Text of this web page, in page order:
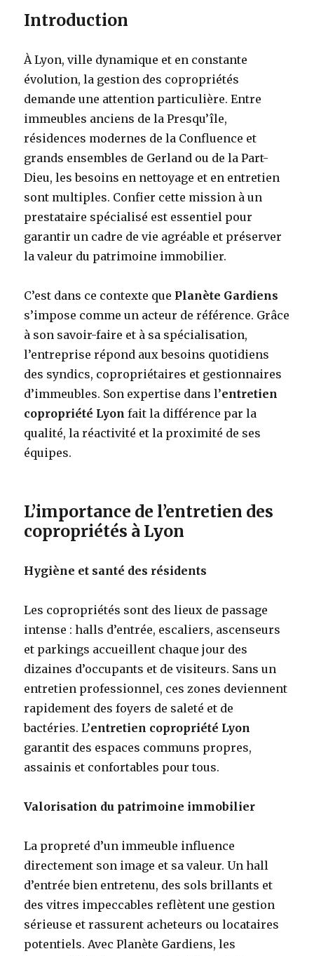
Introduction
À Lyon, ville dynamique et en constante
évolution, la gestion des copropriétés
demande une attention particulière. Entre
immeubles anciens de la Presqu’île,
résidences modernes de la Confluence et
grands ensembles de Gerland ou de la Part-
Dieu, les besoins en nettoyage et en entretien
sont multiples. Confier cette mission à un
prestataire spécialisé est essentiel pour
garantir un cadre de vie agréable et préserver
la valeur du patrimoine immobilier.
C’est dans ce contexte que Planète Gardiens
s’impose comme un acteur de référence. Grâce
à son savoir-faire et à sa spécialisation,
l’entreprise répond aux besoins quotidiens
des syndics, copropriétaires et gestionnaires
d’immeubles. Son expertise dans l’entretien
copropriété Lyon fait la différence par la
qualité, la réactivité et la proximité de ses
équipes.
L’importance de l’entretien des
copropriétés à Lyon
Hygiène et santé des résidents
Les copropriétés sont des lieux de passage
intense : halls d’entrée, escaliers, ascenseurs
et parkings accueillent chaque jour des
dizaines d’occupants et de visiteurs. Sans un
entretien professionnel, ces zones deviennent
rapidement des foyers de saleté et de
bactéries. L’entretien copropriété Lyon
garantit des espaces communs propres,
assainis et confortables pour tous.
Valorisation du patrimoine immobilier
La propreté d’un immeuble influence
directement son image et sa valeur. Un hall
d’entrée bien entretenu, des sols brillants et
des vitres impeccables reflètent une gestion
sérieuse et rassurent acheteurs ou locataires
potentiels. Avec Planète Gardiens, les